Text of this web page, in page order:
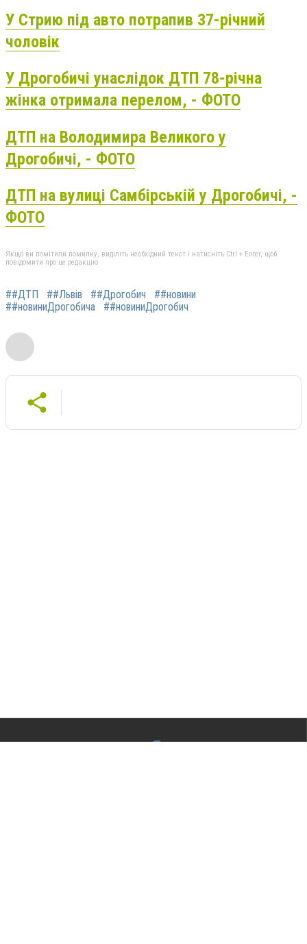
У Стрию під авто потрапив 37-річний
чоловік
У Дрогобичі унаслідок ДТП 78-річна
жінка отримала перелом, - ФОТО
ДТП на Володимира Великого у
Дрогобичі, - ФОТО
ДТП на вулиці Самбірській у Дрогобичі, -
ФОТО
Якщо ви помітили помилку, виділіть необхідний текст і натисніть Ctrl + Enter, щоб
повідомити про це редакцію
##ДТП ##Львів ##Дрогобич
##новини
##новиниДрогобича
##новиниДрогобич